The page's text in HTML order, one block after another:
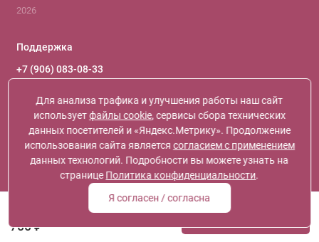
700 ₽
Сообщить
2026
Поддержка
+7 (906) 083-08-33
+7 (916) 120-46-09
+7 (968) 398-54-45
Обратный звонок
Ежедневно с 10:30 до 19:30
Для анализа трафика и улучшения работы наш сайт
используетфайлы cookie, сервисы сбора технических
данных посетителей и «Яндекс.Метрику». Продолжение
использования сайта являетсясогласием с применением
данных технологий. Подробности вы можете узнать на
страницеПолитика конфиденциальности.
Я согласен / согласна